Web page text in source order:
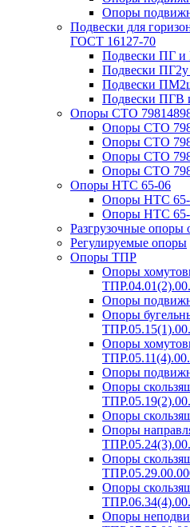
Опоры
Подвески для
ГОСТ 16127-70
Подвески ПГ
Подвески
Подвески
Подвески
Опоры СТО
Опоры СТО
Опоры СТО
Опоры СТО
Опоры СТО
Опоры НТС 65-06
Опоры НТС 65-
Опоры НТС 65-
Разгрузочные опоры
Регулируемые опоры
Опоры ТПР
Опоры
Опоры
Опоры
Опоры
Опоры
Опоры
Опоры
Опоры
Опоры
Опоры
Опоры